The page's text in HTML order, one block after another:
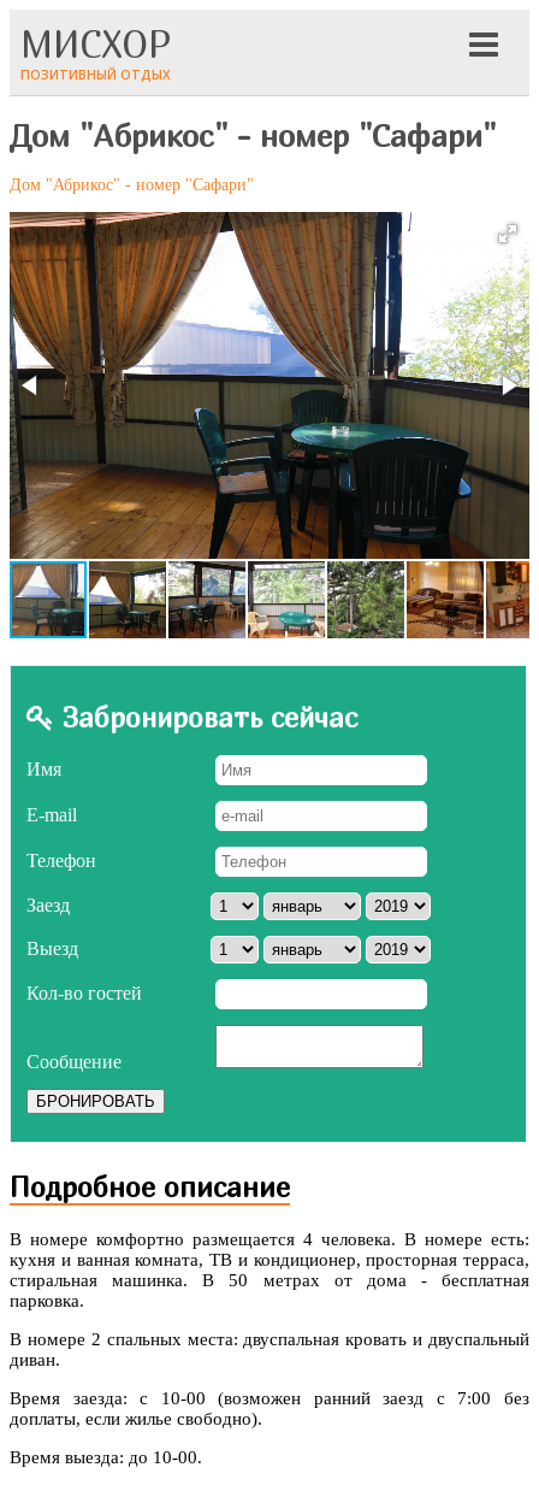
МИСХОР
ПОЗИТИВНЫЙ ОТДЫХ
Дом "Абрикос" - номер "Сафари"
Дом "Абрикос" - номер "Сафари"
Забронировать сейчас
Имя
E-mail
Телефон
Заезд
Выезд
Кол-во гостей
Сообщение
БРОНИРОВАТЬ
Подробное описание
В номере комфортно размещается 4 человека. В номере есть:
кухня и ванная комната, ТВ и кондиционер, просторная терраса,
стиральная машинка. В 50 метрах от дома - бесплатная
парковка.
В номере 2 спальных места: двуспальная кровать и двуспальный
диван.
Время заезда: с 10-00 (возможен ранний заезд с 7:00 без
доплаты, если жилье свободно).
Время выезда: до 10-00.